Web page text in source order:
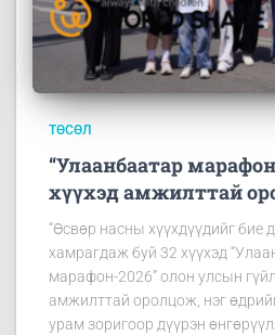
ТӨСӨЛ
“Улаанбаатар
хүүхэд амжилттай
“Өсвөр насны хүүхдүүдийг бие
хамрагдаж буй 32 хүүхэд
марафон-2026” олон улсын
амжилттай оролцож, нэг
урам зоригоор дүүрэн